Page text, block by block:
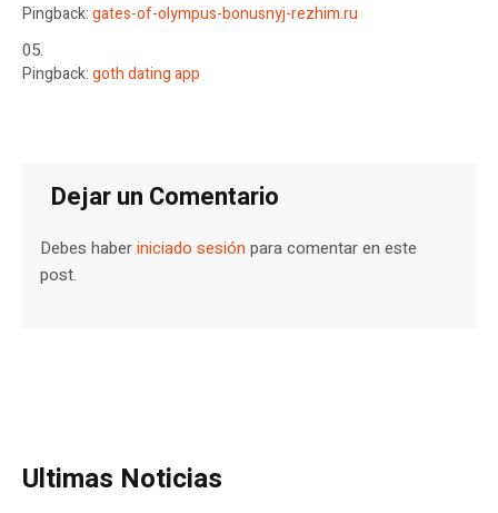
Pingback:gates-of-olympus-bonusnyj-rezhim.ru
Pingback:goth dating app
Dejar un Comentario
Debes haberiniciado sesión para comentar en este
post.
Ultimas Noticias